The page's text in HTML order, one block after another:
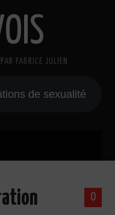
FABRICE JULIEN
de sexualité
0